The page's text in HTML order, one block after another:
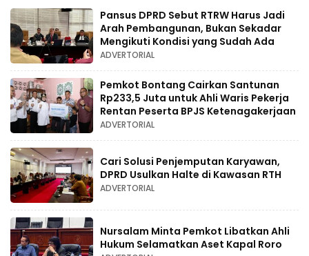
Pansus DPRD Sebut RTRW Harus Jadi
Arah Pembangunan, Bukan Sekadar
Mengikuti Kondisi yang Sudah Ada
ADVERTORIAL
Pemkot Bontang Cairkan Santunan
Rp233,5 Juta untuk Ahli Waris Pekerja
Rentan Peserta BPJS Ketenagakerjaan
ADVERTORIAL
Cari Solusi Penjemputan Karyawan,
DPRD Usulkan Halte di Kawasan RTH
ADVERTORIAL
Nursalam Minta Pemkot Libatkan Ahli
Hukum Selamatkan Aset Kapal Roro